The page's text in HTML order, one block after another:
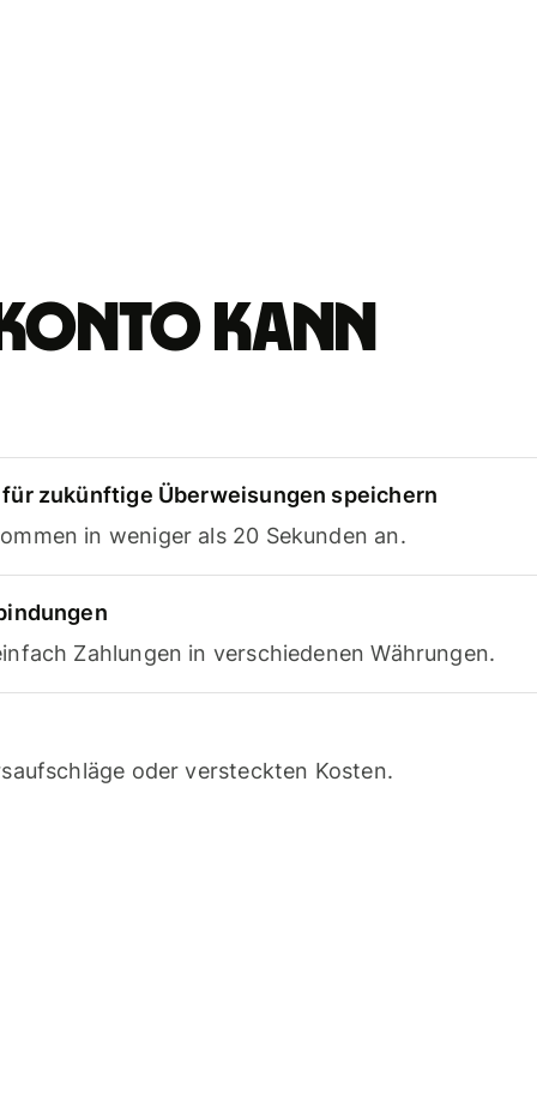
Konto kann
zukünftige Überweisungen speichern
in weniger als 20 Sekunden an.
Zahlungen in verschiedenen Währungen.
oder versteckten Kosten.